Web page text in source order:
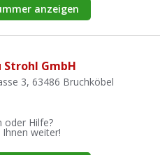
anzeigen
Strohl GmbH
3, 63486 Bruchköbel
oder Hilfe?
weiter!